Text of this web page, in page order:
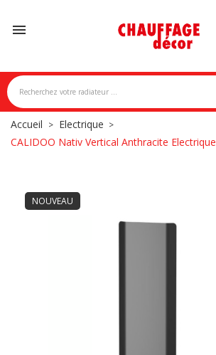

Accueil
Electrique
CALIDOO Nativ Vertical Anthracite Electrique
NOUVEAU